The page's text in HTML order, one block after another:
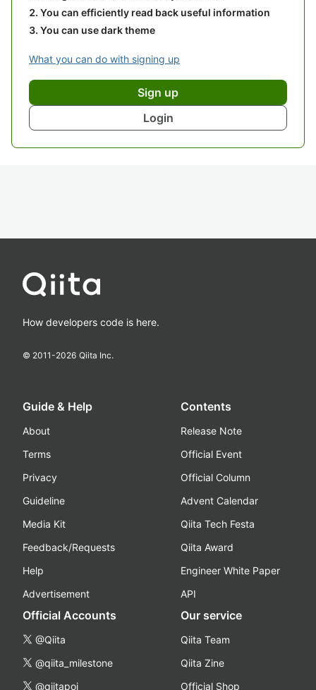
You can efficiently read back useful information
You can use dark theme
What you can do with signing up
Sign up
Login
How developers code is here.
© 2011-2026 Qiita Inc.
Guide & Help
About
Terms
Privacy
Guideline
Media Kit
Feedback/Requests
Help
Advertisement
Contents
Release Note
Official Event
Official Column
Advent Calendar
Qiita Tech Festa
Qiita Award
Engineer White Paper
API
Official Accounts
@Qiita
@qiita_milestone
@qiitapoi
Our service
Qiita Team
Qiita Zine
Official Shop